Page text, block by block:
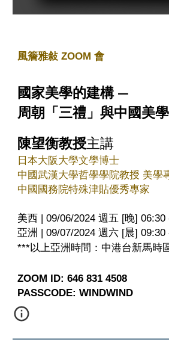
風簷雅敍 ZOOM 會
國家美學的建構 —
周朝「三禮」與中國美學
陳望衡教授主講
日本大阪大學文學博士
中國武漢大學哲學學院教授 美學
中國國務院特殊津貼優秀專家
美西 | 09/06/2024 週五 [晚] 06:30
亞洲 | 09/07/2024 週六 [晨] 09:30
***以上亞洲時間：中港台新馬時
ZOOM ID: 646 831 4508
PASSCODE: WINDWIND